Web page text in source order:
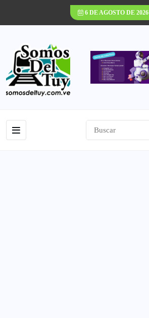
6 DE AGOSTO DE 2026